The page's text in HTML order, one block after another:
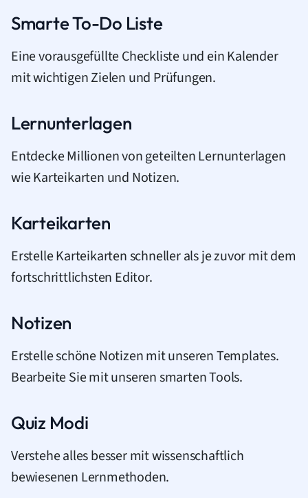
Smarte To-Do Liste
Eine vorausgefüllte Checkliste und ein Kalender
mit wichtigen Zielen und Prüfungen.
Lernunterlagen
Entdecke Millionen von geteilten Lernunterlagen
wie Karteikarten und Notizen.
Karteikarten
Erstelle Karteikarten schneller als je zuvor mit dem
fortschrittlichsten Editor.
Notizen
Erstelle schöne Notizen mit unseren Templates.
Bearbeite Sie mit unseren smarten Tools.
Quiz Modi
Verstehe alles besser mit wissenschaftlich
bewiesenen Lernmethoden.